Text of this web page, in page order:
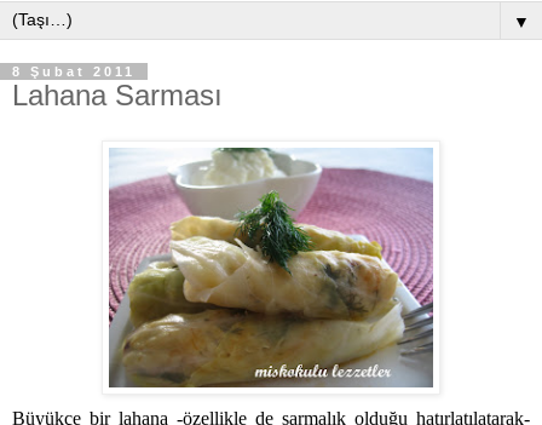
▼
8 Şubat 2011
Lahana Sarması
Büyükçe bir lahana -özellikle de sarmalık olduğu hatırlatılatarak-